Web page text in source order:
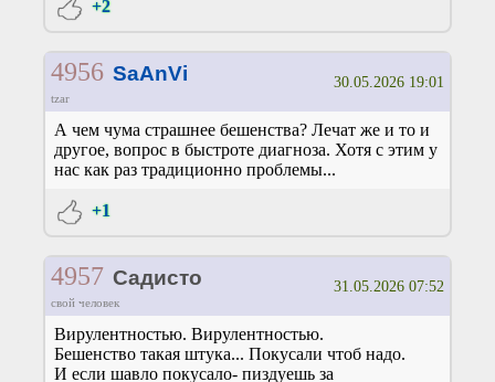
+2
4956 SaAnVi
tzar
30.05.2026 19:01
А чем чума страшнее бешенства? Лечат же и то и
другое, вопрос в быстроте диагноза. Хотя с этим у
нас как раз традиционно проблемы...
+1
4957 Садисто
свой человек
31.05.2026 07:52
Вирулентностью. Вирулентностью.
Бешенство такая штука... Покусали чтоб надо.
И если шавло покусало- пиздуешь за